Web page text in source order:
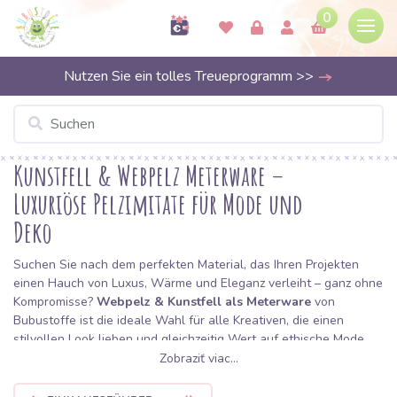
0
Nutzen Sie ein tolles Treueprogramm >>
Kunstfell & Webpelz Meterware –
Luxuriöse Pelzimitate für Mode und
Deko
Suchen Sie nach dem perfekten Material, das Ihren Projekten
einen Hauch von Luxus, Wärme und Eleganz verleiht – ganz ohne
Kompromisse? Webpelz & Kunstfell als Meterware von
Bubustoffe ist die ideale Wahl für alle Kreativen, die einen
stilvollen Look lieben und gleichzeitig Wert auf ethische Mode
In unserem Sortiment finden Sie eine breite Auswahl an
Zobraziť viac...